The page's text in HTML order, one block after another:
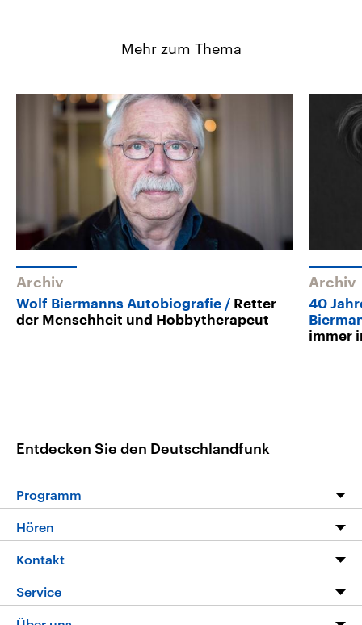
Mehr zum Thema
Archiv
Wolf Biermanns Autobiografie
Retter
der Menschheit und Hobbytherapeut
Archiv
40
immer
Entdecken Sie den Deutschlandfunk
Programm
Programm
Die Nachrichten
Nachrichtenleicht
Hören
Livestream
Podcasts
Kontakt
Hörerservice
Service
FAQ